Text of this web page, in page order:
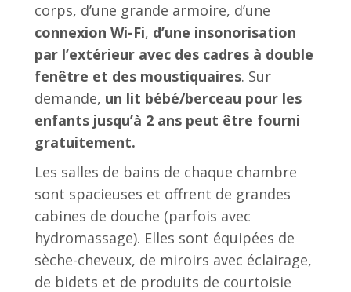
corps, d’une grande armoire, d’une
connexion Wi-Fi, d’une insonorisation
par l’extérieur avec des cadres à double
fenêtre et des moustiquaires. Sur
demande, un lit bébé/berceau pour les
enfants jusqu’à 2 ans peut être fourni
gratuitement.
Les salles de bains de chaque chambre
sont spacieuses et offrent de grandes
cabines de douche (parfois avec
hydromassage). Elles sont équipées de
sèche-cheveux, de miroirs avec éclairage,
de bidets et de produits de courtoisie